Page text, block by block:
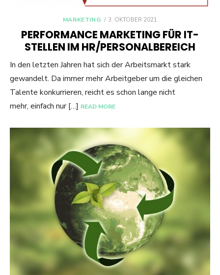
MARKETING
POSTED
3. OKTOBER 2021
PERFORMANCE MARKETING FÜR IT-
STELLEN IM HR/PERSONALBEREICH
In den letzten Jahren hat sich der Arbeitsmarkt stark
gewandelt. Da immer mehr Arbeitgeber um die gleichen
Talente konkurrieren, reicht es schon lange nicht
mehr, einfach nur […] READ MORE